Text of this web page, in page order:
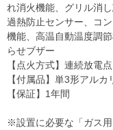
れ消火機能、グリル消
過熱防止センサー、コ
機能、高温自動温度調
らせブザー
【点火方式】連続放電
【付属品】単3形アル
【保証】1年間
※設置に必要な「ガス